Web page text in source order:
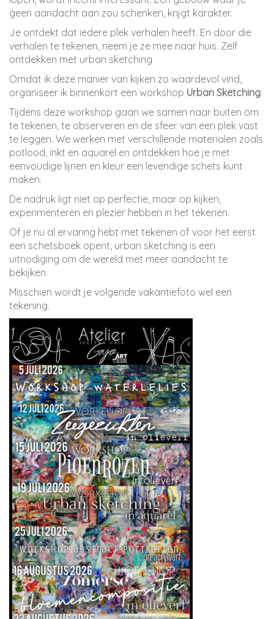
geen aandacht aan zou schenken, krijgt karakter.
Je ontdekt dat iedere plek verhalen heeft. En door die
verhalen te tekenen, neem je ze mee naar huis. Zelf
ontdekken met urban sketching
Omdat ik deze manier van kijken zo waardevol vind,
organiseer ik binnenkort een workshop Urban Sketching.
Tijdens deze workshop gaan we samen naar buiten om
te tekenen, te observeren en de sfeer van een plek vast
te leggen. We werken met verschillende materialen zoals
potlood, inkt en aquarel en ontdekken hoe je met
eenvoudige lijnen en kleur een levendige schets kunt
maken.
De nadruk ligt niet op perfectie, maar op kijken,
experimenteren en plezier hebben in het tekenen.
Of je nu al ervaring hebt met tekenen of voor het eerst
een schetsboek opent, urban sketching is een
uitnodiging om de wereld met meer aandacht te
bekijken.
Misschien wordt je volgende vakantiefoto wel een
tekening.